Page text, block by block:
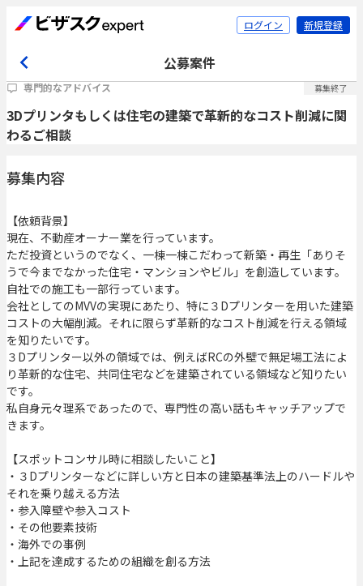
ログイン 新規登録
公募案件
専門的なアドバイス 募集終了
3Dプリンタもしくは住宅の建築で革新的なコスト削減に関
わるご相談
募集内容
【依頼背景】
現在、不動産オーナー業を行っています。
ただ投資というのでなく、一棟一棟こだわって新築・再生「ありそ
うで今までなかった住宅・マンションやビル」を創造しています。
自社での施工も一部行っています。
会社としてのMVVの実現にあたり、特に３Dプリンターを用いた建築
コストの大幅削減。それに限らず革新的なコスト削減を行える領域
を知りたいです。
３Dプリンター以外の領域では、例えばRCの外壁で無足場工法によ
り革新的な住宅、共同住宅などを建築されている領域など知りたい
です。
私自身元々理系であったので、専門性の高い話もキャッチアップで
きます。
【スポットコンサル時に相談したいこと】
・３Dプリンターなどに詳しい方と日本の建築基準法上のハードルや
それを乗り越える方法
・参入障壁や参入コスト
・その他要素技術
・海外での事例
・上記を達成するための組織を創る方法